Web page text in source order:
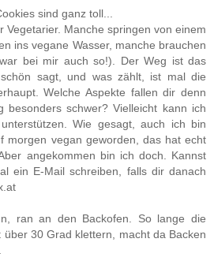
sind ganz toll...
Vegetarier. Manche springen von einem
ins vegane Wasser, manche brauchen
bei mir auch so!). Der Weg ist das
sagt, und was zählt, ist mal die
Welche Aspekte fallen dir denn
besonders schwer? Vielleicht kann ich
Wie gesagt, auch ich bin
morgen vegan geworden, das hat echt
angekommen bin ich doch. Kannst
ein E-Mail schreiben, falls dir danach
ran an den Backofen. So lange die
über 30 Grad klettern, macht da Backen